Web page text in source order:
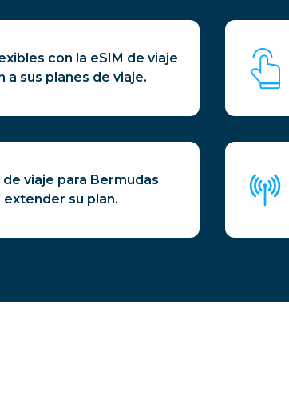
con la eSIM de viaje
a sus planes de viaje.
viaje para Bermudas
su plan.